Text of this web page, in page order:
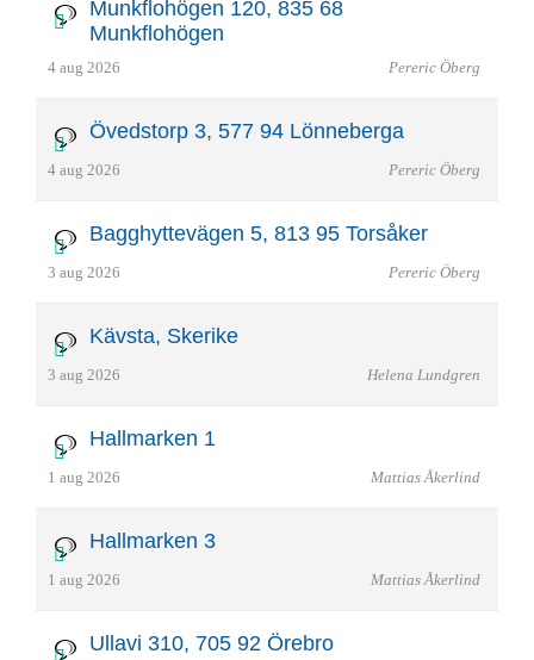
Munkflohögen 120, 835 68
Munkflohögen
4 aug 2026 Pereric Öberg
Övedstorp 3, 577 94 Lönneberga
4 aug 2026 Pereric Öberg
Bagghyttevägen 5, 813 95 Torsåker
3 aug 2026 Pereric Öberg
Kävsta, Skerike
3 aug 2026 Helena Lundgren
Hallmarken 1
1 aug 2026 Mattias Åkerlind
Hallmarken 3
1 aug 2026 Mattias Åkerlind
Ullavi 310, 705 92 Örebro